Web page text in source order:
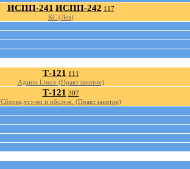
ИСПП-241 ИСПП-242 117
КС (Лек)
Т-121 111
Админ.Linux (Практ.занятие)
Т-121 307
Сборка,уст-во и обслуж. (Практ.занятие)